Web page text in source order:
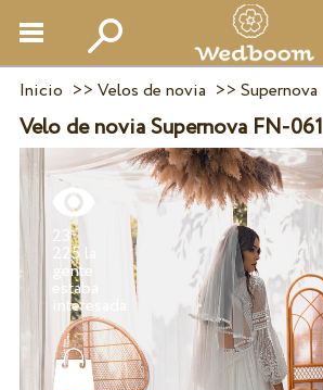
Inicio >> Velos de novia >> Supernova
Velo de novia Supernova FN-061
23
225 la
gente
estaba